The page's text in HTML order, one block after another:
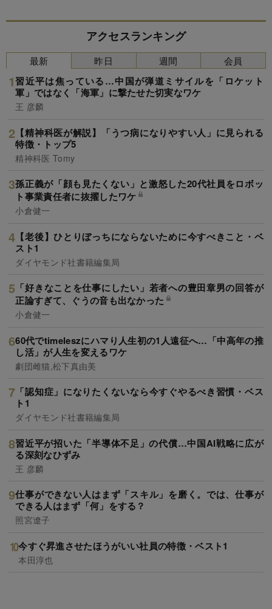
アクセスランキング
最新
習近平は焦っている…中国が弾道ミサイルを「ロケット
軍」ではなく「海軍」に撃たせた切実なワケ
王 彦麟
【精神科医が解説】「うつ病になりやすい人」に見られる
特徴・トップ5
精神科医 Tomy
孫正義が「顔も見たくない」と激怒した20代社員をロボッ
ト事業責任者に抜擢したワケ
小倉健一
【老後】ひとりぼっちにならないために今すべきこと・ベ
スト1
ダイヤモンド社書籍編集局
「好きなことを仕事にしたい」若者への豊田章男の回答が
正論すぎて、ぐうの音も出なかった
小倉健一
60代でtimeleszにハマり人生初の1人遠征へ…「中高年の推
し活」が人生を変えるワケ
劇団雌猫,松下真由美
「認知症」になりたくないなら今すぐやるべき習慣・ベス
ト1
ダイヤモンド社書籍編集局
習近平が招いた「半導体不足」の代償…中国AI戦略に広が
る深刻なひずみ
王 彦麟
仕事ができない人はまず「スキル」を磨く。では、仕事が
できる人はまず「何」をする？
照宮遼子
今すぐ昇進させたほうがいい社員の特徴・ベスト1
本田淳也
昨日 週間 会員